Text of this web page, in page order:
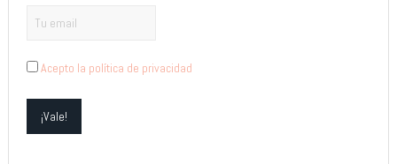
Acepto la política de privacidad